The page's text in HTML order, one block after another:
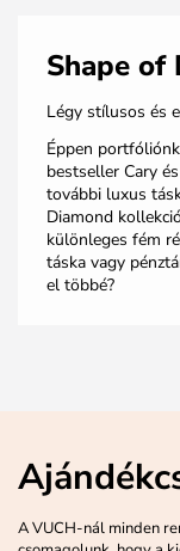
Shape of
Légy stílusos és
Éppen
bestseller Cary
további luxus
Diamond
különleges fém
táska vagy
el többé?
A VUCH-nál minden